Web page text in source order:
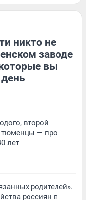
никто не
заводе
вы
второй
тюменцы — про
лет
родителей».
россиян в